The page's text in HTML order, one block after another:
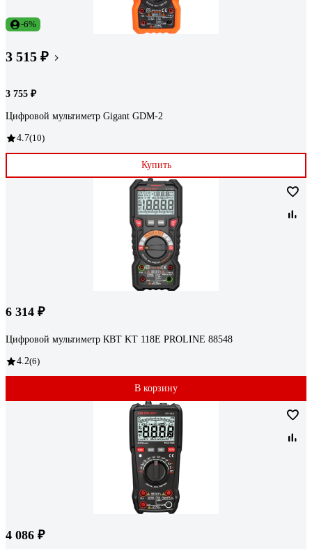
-6%
3 515 ₽
3 755 ₽
Цифровой мультиметр Gigant GDM-2
4.7(10)
Купить
6 314 ₽
Цифровой мультиметр КВТ KT 118E PROLINE 88548
4.2(6)
В корзину
4 086 ₽